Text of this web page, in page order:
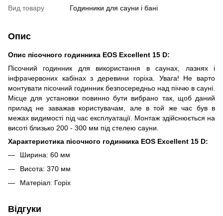
Вид товару Годинники для сауни і бані
Опис
Опис пісочного годинника EOS Excellent 15 D:
Пісочний годинник для використання в саунах, лазнях і
інфрачервоних кабінах з деревини горіха. Увага! Не варто
монтувати пісочний годинник безпосередньо над піччю в сауні.
Місце для установки повинно бути вибрано так, щоб даний
прилад не заважав користувачам, але в той же час був в
межах видимості під час експлуатації. Монтаж здійснюється на
висоті близько 200 - 300 мм під стелею сауни.
Характеристика пісочного годинника EOS Excellent 15 D:
Ширина: 60 ​​мм
Висота: 370 мм
Матеріал: Горіх
Відгуки